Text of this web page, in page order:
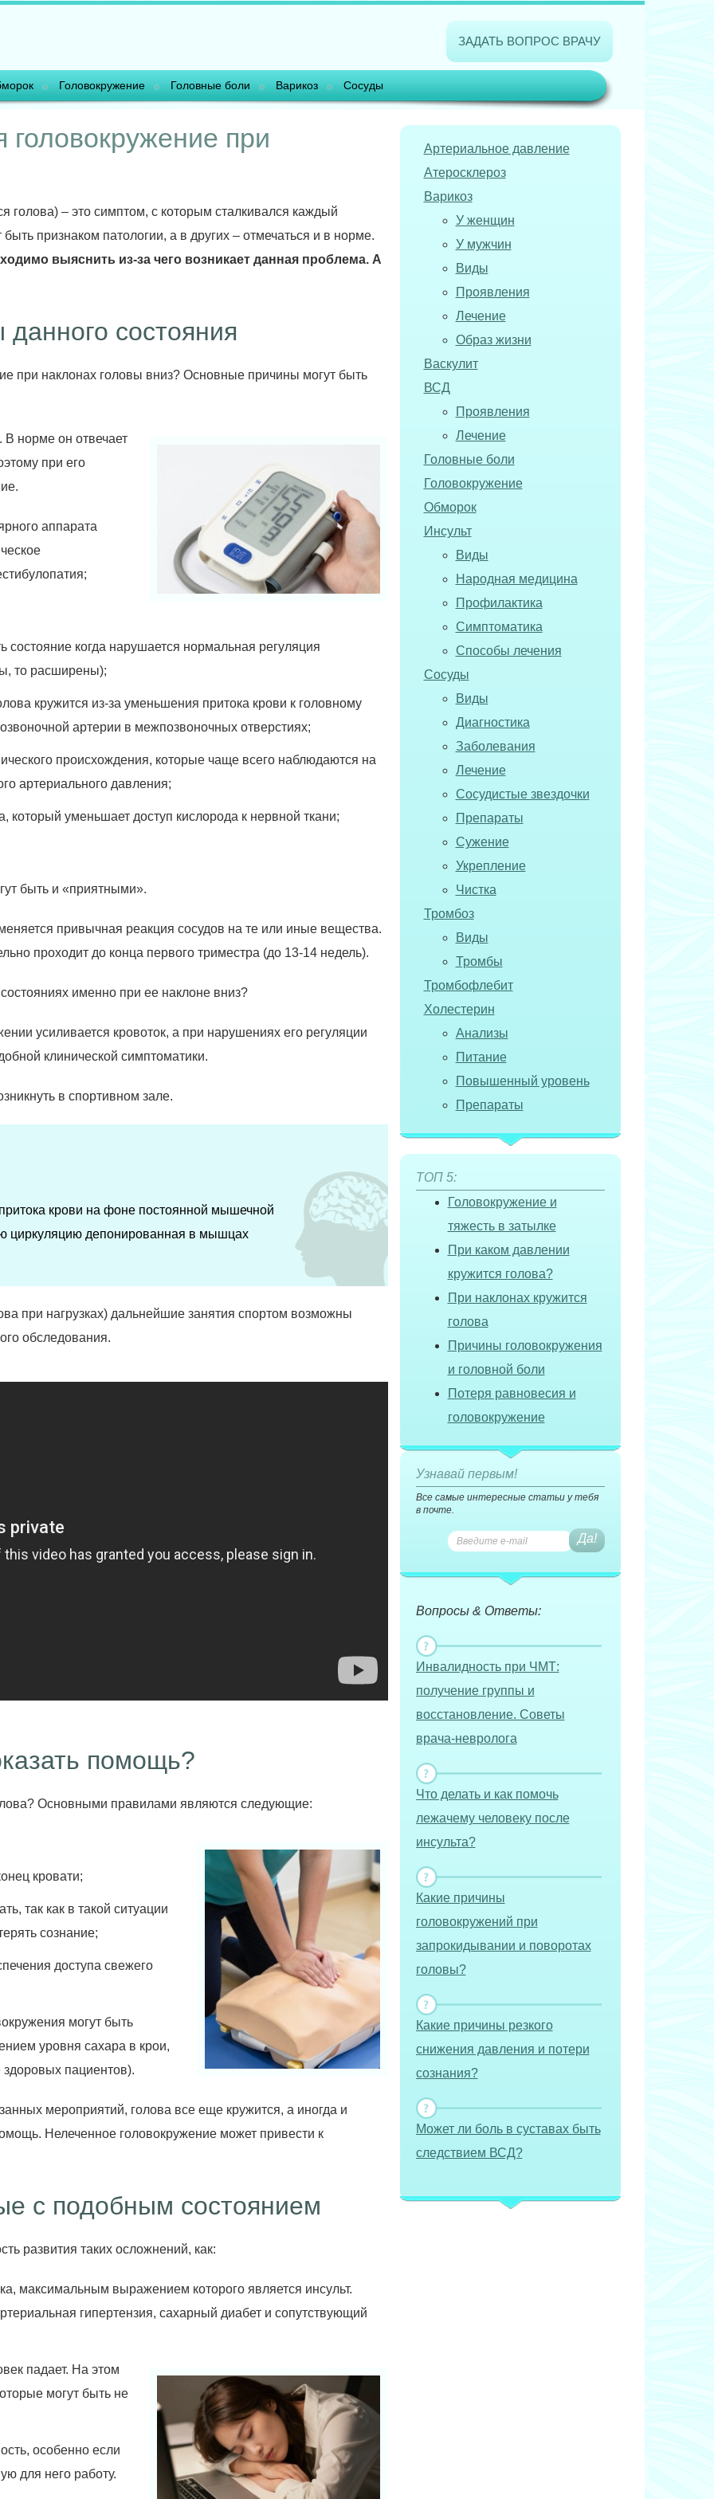
ЗАДАТЬ ВОПРОС ВРАЧУ
Головокружение Головные боли Варикоз Сосуды
головокружение при
голова) – это симптом, с которым сталкивался каждый
признаком патологии, а в других – отмечаться и в норме.
выяснить из-за чего возникает данная проблема. А
состояния
при наклонах головы вниз? Основные причины могут быть
норме он отвечает
при его
аппарата
состояние когда нарушается нормальная регуляция
то расширены);
кружится из-за уменьшения притока крови к головному
артерии в межпозвоночных отверстиях;
происхождения, которые чаще всего наблюдаются на
артериального давления;
который уменьшает доступ кислорода к нервной ткани;
быть и «приятными».
привычная реакция сосудов на те или иные вещества.
проходит до конца первого триместра (до 13-14 недель).
именно при ее наклоне вниз?
усиливается кровоток, а при нарушениях его регуляции
клинической симптоматики.
в спортивном зале.
крови на фоне постоянной мышечной
циркуляцию депонированная в мышцах
при нагрузках) дальнейшие занятия спортом возможны
обследования.
помощь?
Основными правилами являются следующие:
кровати;
так как в такой ситуации
сознание;
доступа свежего
могут быть
уровня сахара в крои,
здоровых пациентов).
мероприятий, голова все еще кружится, а иногда и
Нелеченное головокружение может привести к
с подобным состоянием
развития таких осложнений, как:
максимальным выражением которого является инсульт.
гипертензия, сахарный диабет и сопутствующий
падает. На этом
могут быть не
особенно если
для него работу.
Артериальное давление
Атеросклероз
Варикоз
У женщин
У мужчин
Виды
Проявления
Лечение
Образ жизни
Васкулит
ВСД
Проявления
Лечение
Головные боли
Головокружение
Обморок
Инсульт
Виды
Народная медицина
Профилактика
Симптоматика
Способы лечения
Сосуды
Виды
Диагностика
Заболевания
Лечение
Сосудистые звездочки
Препараты
Сужение
Укрепление
Чистка
Тромбоз
Виды
Тромбы
Тромбофлебит
Холестерин
Анализы
Питание
Повышенный уровень
Препараты
ТОП 5:
Головокружение и
тяжесть в затылке
При каком давлении
кружится голова?
При наклонах кружится
голова
Причины головокружения
и головной боли
Потеря равновесия и
головокружение
Узнавай первым!
Все самые интересные статьи у тебя
в почте.
Вопросы & Ответы:
Инвалидность при ЧМТ:
получение группы и
восстановление. Советы
врача-невролога
Что делать и как помочь
лежачему человеку после
инсульта?
Какие причины
головокружений при
запрокидывании и поворотах
головы?
Какие причины резкого
снижения давления и потери
сознания?
Может ли боль в суставах быть
следствием ВСД?